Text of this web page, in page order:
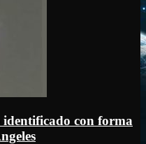
con forma